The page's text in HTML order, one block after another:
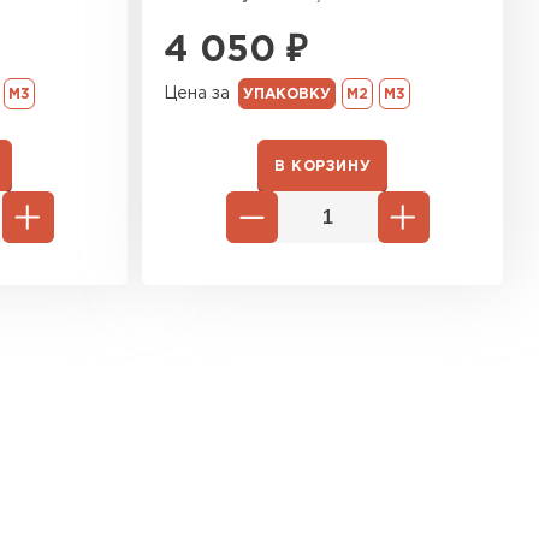
М3
4 050 ₽
Цена за УПАКОВКУ М2 М3
В КОРЗИНУ
Ursa